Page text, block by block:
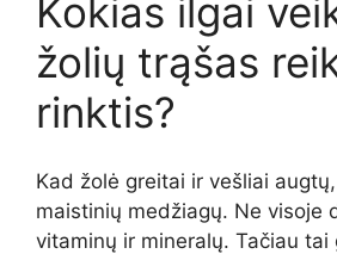
Kokias ilgai
žolių trąšas
rinktis?
Kad žolė greitai ir vešliai
maistinių medžiagų. Ne visoje
vitaminų ir mineralų. Tačiau tai